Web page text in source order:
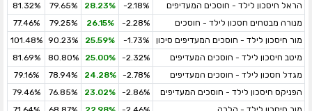
הראל חיסכון לילד - חוסכים המעדיפים
-2.18%
28.23%
79.65%
81.32%
מנורה מבטחים חסכון לילד - חוסכים
המעדיפים סיכון מוגבר
-2.28%
26.15%
79.25%
77.46%
מור חיסכון לילד - חוסכים המעדיפים סיכון
-1.73%
25.59%
90.23%
101.48%
מיטב חיסכון לילד - חוסכים המעדיפים
סיכון מוגבר
-2.32%
25.00%
80.80%
81.69%
מגדל חסכון לילד - חוסכים המעדיפים
-2.78%
24.28%
78.94%
79.16%
הפניקס חיסכון לילד - חוסכים המעדיפים
-2.86%
23.02%
76.85%
79.46%